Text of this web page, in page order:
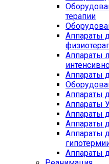
терапии
Аппараты
Аппараты
Аппараты
Аппараты
Аппараты
Аппараты
Аппараты
Аппараты
Аппараты